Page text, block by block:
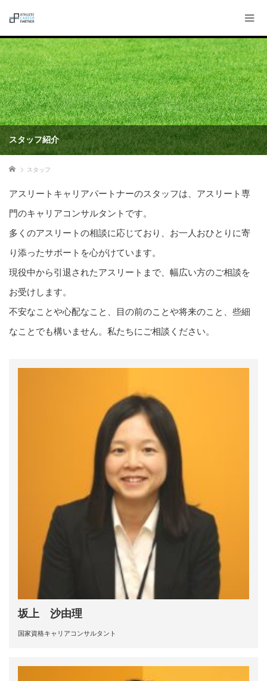
スタッフ紹介
ホーム スタッフ
アスリートキャリアパートナーのスタッフは、アスリート専
門のキャリアコンサルタントです。
多くのアスリートの相談に応じており、お一人おひとりに寄
り添ったサポートを心がけています。
現役中から引退されたアスリートまで、幅広い方のご相談を
お受けします。
不安なことや心配なこと、目の前のことや将来のこと、些細
なことでも構いません。私たちにご相談ください。
坂上 沙由理
国家資格キャリアコンサルタント